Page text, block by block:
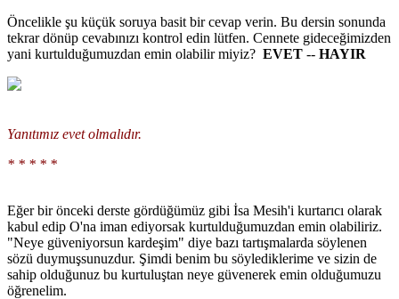
Öncelikle şu küçük soruya basit bir cevap verin. Bu dersin sonunda
tekrar dönüp cevabınızı kontrol edin lütfen. Cennete gideceğimizden
yani kurtulduğumuzdan emin olabilir miyiz? EVET -- HAYIR
Yanıtımız evet olmalıdır.
* * * * *
Eğer bir önceki derste gördüğümüz gibi İsa Mesih'i kurtarıcı olarak
kabul edip O'na iman ediyorsak kurtulduğumuzdan emin olabiliriz.
"Neye güveniyorsun kardeşim" diye bazı tartışmalarda söylenen
sözü duymuşsunuzdur. Şimdi benim bu söylediklerime ve sizin de
sahip olduğunuz bu kurtuluştan neye güvenerek emin olduğumuzu
öğrenelim.